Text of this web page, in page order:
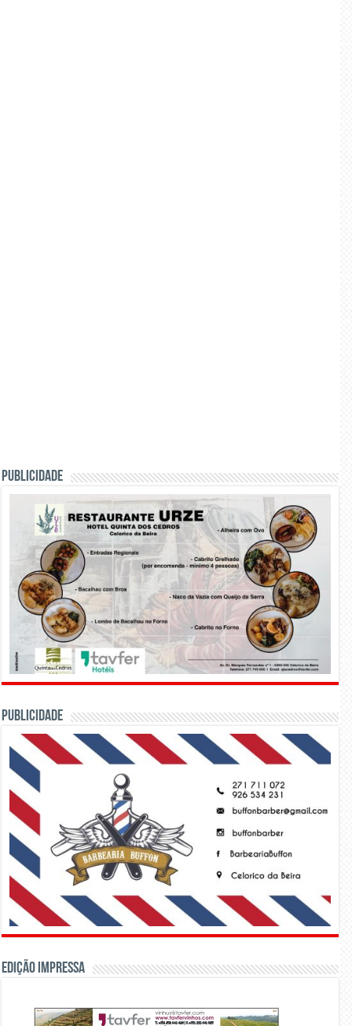
PUBLICIDADE
PUBLICIDADE
Edição Impressa